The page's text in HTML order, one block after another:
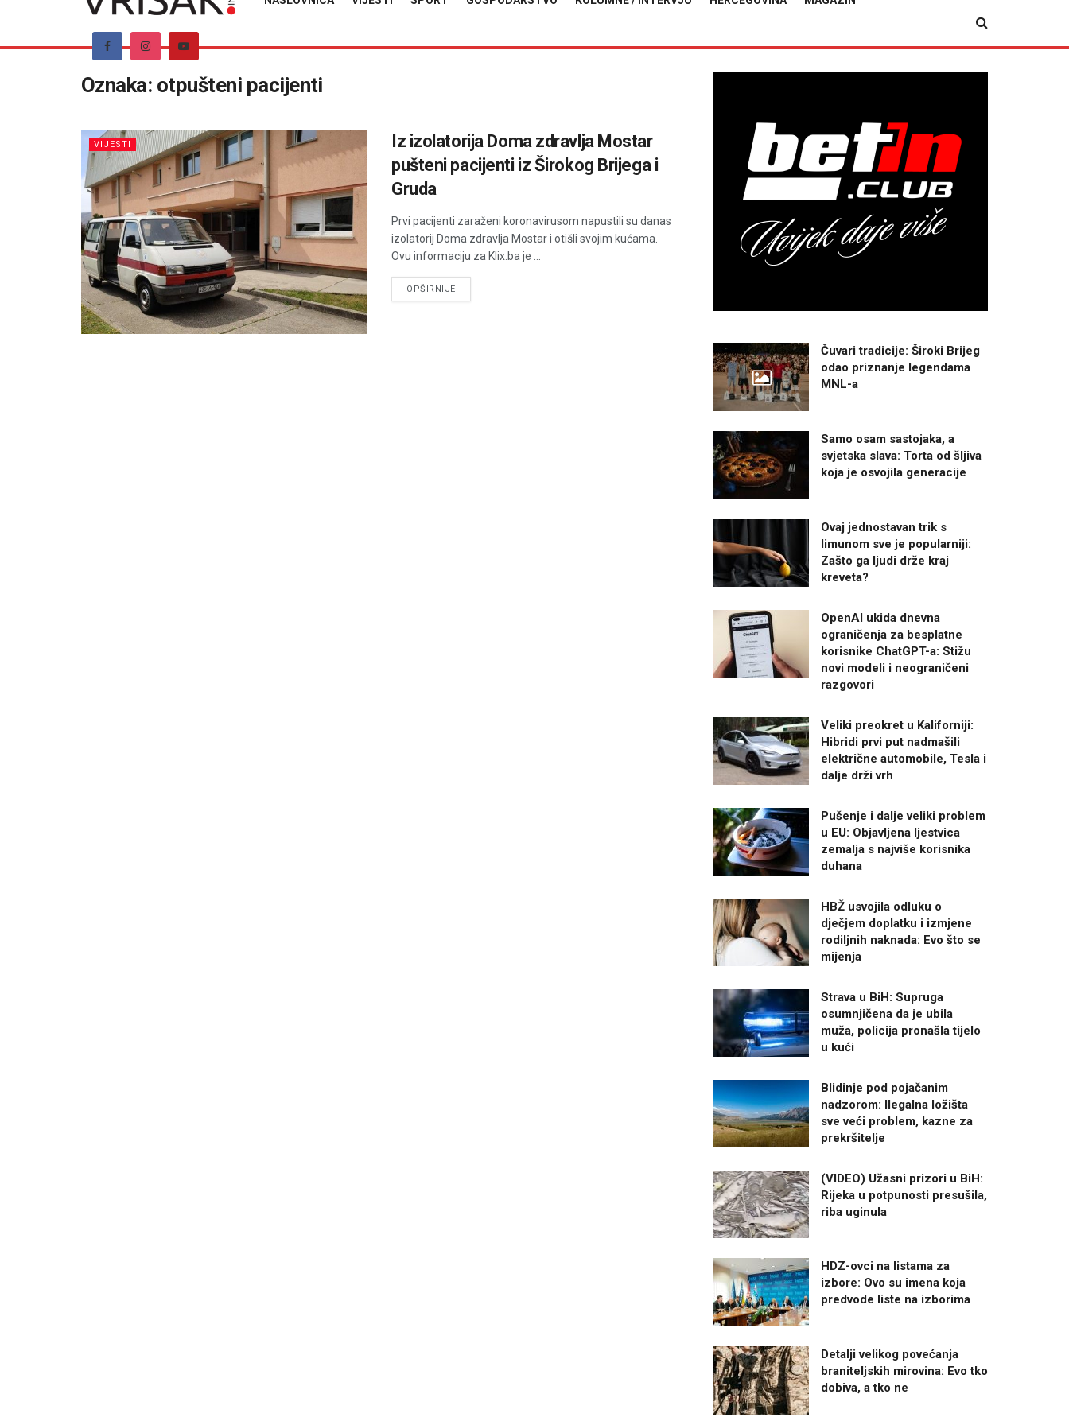
Oznaka: otpušteni pacijenti
VIJESTI
Iz izolatorija Doma zdravlja Mostar
pušteni pacijenti iz Širokog Brijega i
Gruda
Prvi pacijenti zaraženi koronavirusom napustili su danas
izolatorij Doma zdravlja Mostar i otišli svojim kućama.
Ovu informaciju za Klix.ba je ...
OPŠIRNIJEDETAILS
Čuvari tradicije: Široki Brijeg
odao priznanje legendama
MNL-a
Samo osam sastojaka, a
svjetska slava: Torta od šljiva
koja je osvojila generacije
Ovaj jednostavan trik s
limunom sve je popularniji:
Zašto ga ljudi drže kraj
kreveta?
OpenAI ukida dnevna
ograničenja za besplatne
korisnike ChatGPT-a: Stižu
novi modeli i neograničeni
razgovori
Veliki preokret u Kaliforniji:
Hibridi prvi put nadmašili
električne automobile, Tesla i
dalje drži vrh
Pušenje i dalje veliki problem
u EU: Objavljena ljestvica
zemalja s najviše korisnika
duhana
HBŽ usvojila odluku o
dječjem doplatku i izmjene
rodiljnih naknada: Evo što se
mijenja
Strava u BiH: Supruga
osumnjičena da je ubila
muža, policija pronašla tijelo
u kući
Blidinje pod pojačanim
nadzorom: Ilegalna ložišta
sve veći problem, kazne za
prekršitelje
(VIDEO) Užasni prizori u BiH:
Rijeka u potpunosti presušila,
riba uginula
HDZ-ovci na listama za
izbore: Ovo su imena koja
predvode liste na izborima
Detalji velikog povećanja
braniteljskih mirovina: Evo tko
dobiva, a tko ne